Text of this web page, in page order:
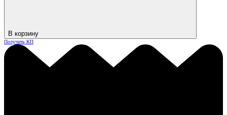
В корзину
Получить КП